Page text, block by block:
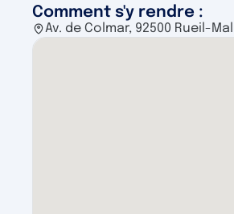
Comment s'y rendre :
Av. de Colmar, 92500 Rueil-